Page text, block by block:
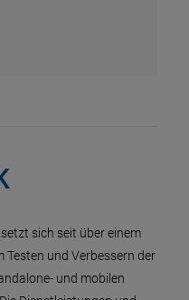
sich seit über einem
und Verbessern der
und mobilen